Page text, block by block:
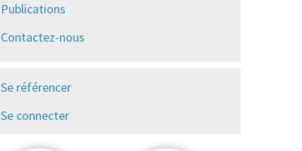
Publications
Contactez-nous
Se référencer
Se connecter